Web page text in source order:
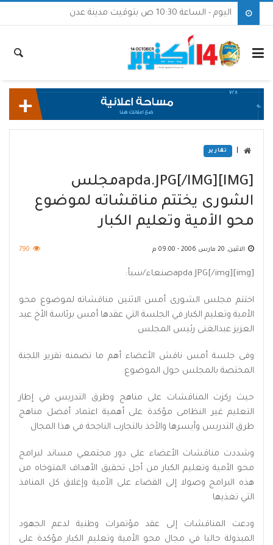
اليوم - الساعة 10:30 ص بتوقيت مدينة عدن
تقارير
[IMG]apda.JPG[/IMG]مجلس
الشورى يختتم مناقشاته لموضوع
محو الأمية وتعليم الكبار
الاثنين, 20 مارس 2006 - 09:00 م 790
[img]apda.JPG[/img]صنعاء/سبأ:
اختتم مجلس الشورى أمس الاثنين مناقشاته لموضوع محو
الأمية وتعليم الكبار في الجلسة التي عقدها أمس برئاسة الأخ عبد
العزيز عبدالغنى رئيس المجلس
وفى جلسة أمس ناقش الأعضاء أهم ما تضمنه تقرير اللجنة
المختصة بالمجلس حول الموضوع
حيث ركزت المناقشات على مناهج وطرق التدريس في إطار
التعليم غير النظامى مؤكدة على أهمية اعتماد أفضل مناهج
طرق التدريس وأيسرها والأخذ بالتجارب الناجحة في هذا المجال
وشددت مناقشات الأعضاء على دور مجتمعي مساند لبرامج
محو الأمية وتعليم الكبار من أجل تحقيق الأهداف المتوخاه من
هذه البرامج وصولا إلى القضاء على الأمية وإغلاق كل المنافذ
التي تغذيها
ودعت المناقشات إلى عقد مؤتمرات وطنية لدعم الجهود
المبذولة حاليا في مجال محو الأمية وتعليم الكبار مؤكدة على